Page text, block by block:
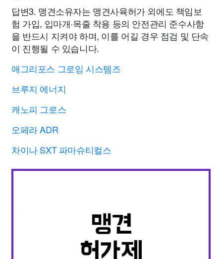
답변3. 맹견소유자는 맹견사육허가 외에도 책임보
험 가입, 입마개·목줄 착용 등의 안전관리 준수사항
을 반드시 지켜야 하며, 이를 어길 경우 점검 및 단속
이 진행될 수 있습니다.
애그리포스 그로잉 시스템즈
브루지 에너지
캐노피 그로스
오페라 ADR
차이나 SXT 파마슈티컬스